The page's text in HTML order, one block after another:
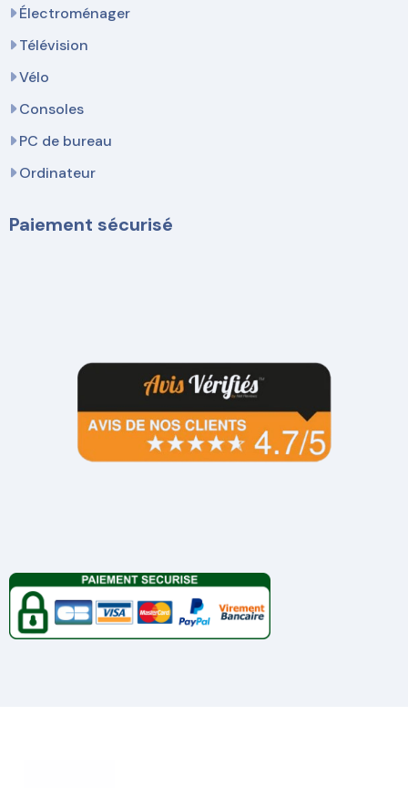
Électroménager
Télévision
Vélo
Consoles
PC de bureau
Ordinateur
Paiement sécurisé